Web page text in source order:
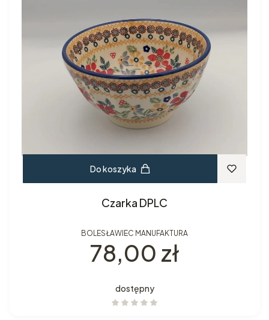
Do koszyka
Czarka DPLC
BOLESŁAWIEC MANUFAKTURA
Cena
78,00 zł
dostępny